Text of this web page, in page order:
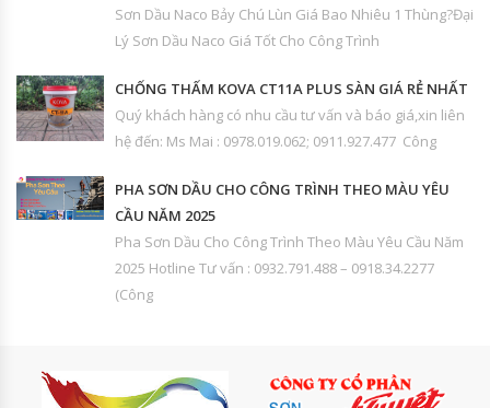
Sơn Dầu Naco Bảy Chú Lùn Giá Bao Nhiêu 1 Thùng?Đại
Lý Sơn Dầu Naco Giá Tốt Cho Công Trình
CHỐNG THẤM KOVA CT11A PLUS SÀN GIÁ RẺ NHẤT
Quý khách hàng có nhu cầu tư vấn và báo giá,xin liên
hệ đến: Ms Mai : 0978.019.062; 0911.927.477 Công
PHA SƠN DẦU CHO CÔNG TRÌNH THEO MÀU YÊU
CẦU NĂM 2025
Pha Sơn Dầu Cho Công Trình Theo Màu Yêu Cầu Năm
2025 Hotline Tư vấn : 0932.791.488 – 0918.34.2277
(Công